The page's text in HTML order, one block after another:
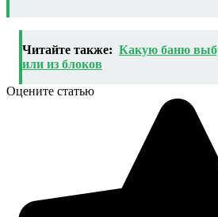
Читайте также: Какую баню
или из блоков
Оцените статью